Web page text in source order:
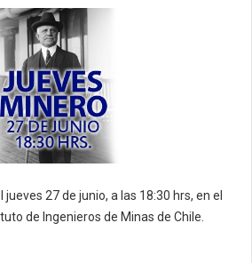
jueves 27 de junio, a las 18:30 hrs, en el
de Ingenieros de Minas de Chile.